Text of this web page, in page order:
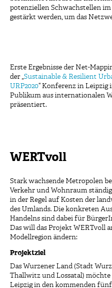
potenziellen Schwachstellen
gestärkt werden, um das
Erste Ergebnisse der Net-
der „Sustainable & Resilient
URP2020“ Konferenz in Leipzig
Publikum aus internationalen
präsentiert.
WERTvoll
Stark wachsende Metropolen
Verkehr und Wohnraum
in der Regel auf Kosten der
des Umlands. Die konkreten
Handelns sind dabei für
Das will das Projekt WERTvoll
Modellregion ändern:
Projektziel
Das Wurzener Land (Stadt
Thallwitz und Lossatal) möchte
Leipzig in den kommenden